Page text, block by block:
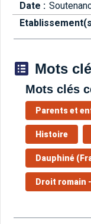
Date :
Mots
Mots clés
Parents et
Histoire
Dauphiné
Droit romain